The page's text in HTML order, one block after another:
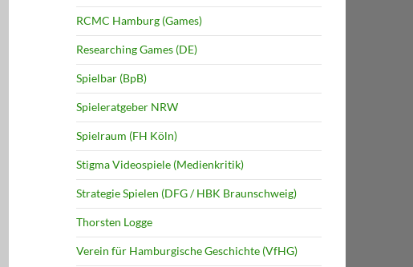
RCMC Hamburg (Games)
Researching Games (DE)
Spielbar (BpB)
Spieleratgeber NRW
Spielraum (FH Köln)
Stigma Videospiele (Medienkritik)
Strategie Spielen (DFG / HBK Braunschweig)
Thorsten Logge
Verein für Hamburgische Geschichte (VfHG)